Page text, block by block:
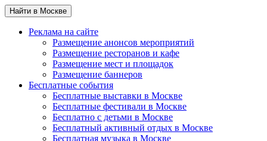
Найти в Москве
Реклама на сайте
Размещение анонсов мероприятий
Размещение ресторанов и кафе
Размещение мест и площадок
Размещение баннеров
Бесплатные события
Бесплатные выставки в Москве
Бесплатные фестивали в Москве
Бесплатно с детьми в Москве
Бесплатный активный отдых в Москве
Бесплатная музыка в Москве